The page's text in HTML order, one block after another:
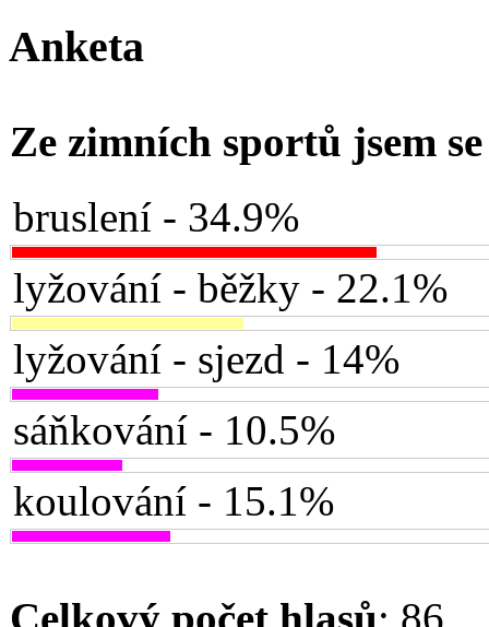
Anketa
Ze zimních sportů jsem
bruslení - 34.9%
lyžování - běžky - 22.1%
lyžování - sjezd - 14%
sáňkování - 10.5%
koulování - 15.1%
Celkový počet hlasů: 86